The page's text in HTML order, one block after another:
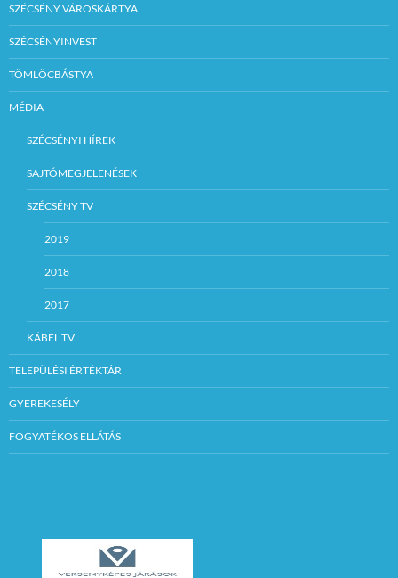
SZÉCSÉNY VÁROSKÁRTYA
SZÉCSÉNYINVEST
TÖMLÖCBÁSTYA
MÉDIA
SZÉCSÉNYI HÍREK
SAJTÓMEGJELENÉSEK
SZÉCSÉNY TV
2019
2018
2017
KÁBEL TV
TELEPÜLÉSI ÉRTÉKTÁR
GYEREKESÉLY
FOGYATÉKOS ELLÁTÁS